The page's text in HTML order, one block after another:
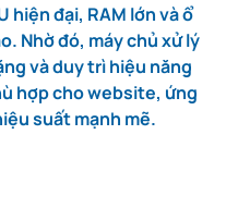
170 GB 100 Mbps
210 GB
hiện đại, RAM lớn và ổ
Nhờ đó, máy chủ xử lý
và duy trì hiệu năng
hợp cho website, ứng
suất mạnh mẽ.